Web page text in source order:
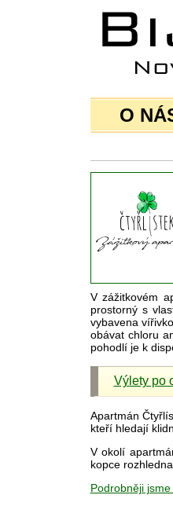
O
V zážitkovém
prostorný s
vybavena
obávat chloru
pohodlí je k
Výlety po
Apartmán
kteří hledají
V okolí
kopce
Podrobněji